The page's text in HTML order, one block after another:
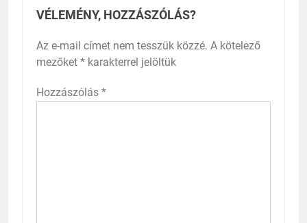
VÉLEMÉNY, HOZZÁSZÓLÁS?
Az e-mail címet nem tesszük közzé. A kötelező
mezőket * karakterrel jelöltük
Hozzászólás *